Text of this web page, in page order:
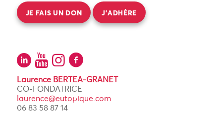
JE FAIS UN DON J’ADHÈRE
Laurence BERTEA-GRANET
CO-FONDATRICE
laurence@eutopique.com
06 83 58 87 14